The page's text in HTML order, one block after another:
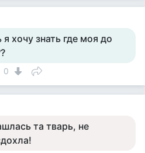
хочу знать где моя до
0
та тварь, не